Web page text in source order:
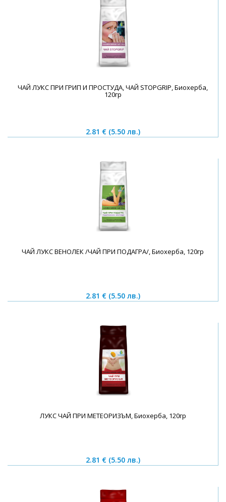
ЧАЙ ЛУКС ПРИ ГРИП И ПРОСТУДА, ЧАЙ STOPGRIP, Биохерба,
120гр
2.81 € (5.50 лв.)
ЧАЙ ЛУКС ВЕНОЛЕК /ЧАЙ ПРИ ПОДАГРА/, Биохерба, 120гр
2.81 € (5.50 лв.)
ЛУКС ЧАЙ ПРИ МЕТЕОРИЗЪМ, Биохерба, 120гр
2.81 € (5.50 лв.)